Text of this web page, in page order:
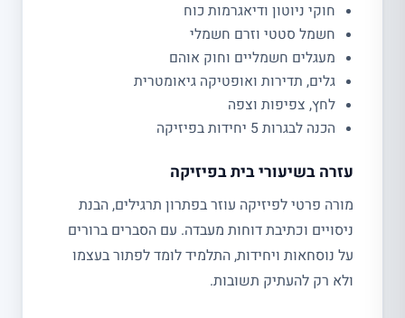
חוקי ניוטון ודיאגרמות כוח
חשמל סטטי וזרם חשמלי
מעגלים חשמליים וחוק אוהם
גלים, תדירות ואופטיקה גיאומטרית
לחץ, צפיפות וצפה
הכנה לבגרות 5 יחידות בפיזיקה
עזרה בשיעורי בית בפיזיקה
מורה פרטי לפיזיקה עוזר בפתרון תרגילים, הבנת
ניסויים וכתיבת דוחות מעבדה. עם הסברים ברורים
על נוסחאות ויחידות, התלמיד לומד לפתור בעצמו
ולא רק להעתיק תשובות.